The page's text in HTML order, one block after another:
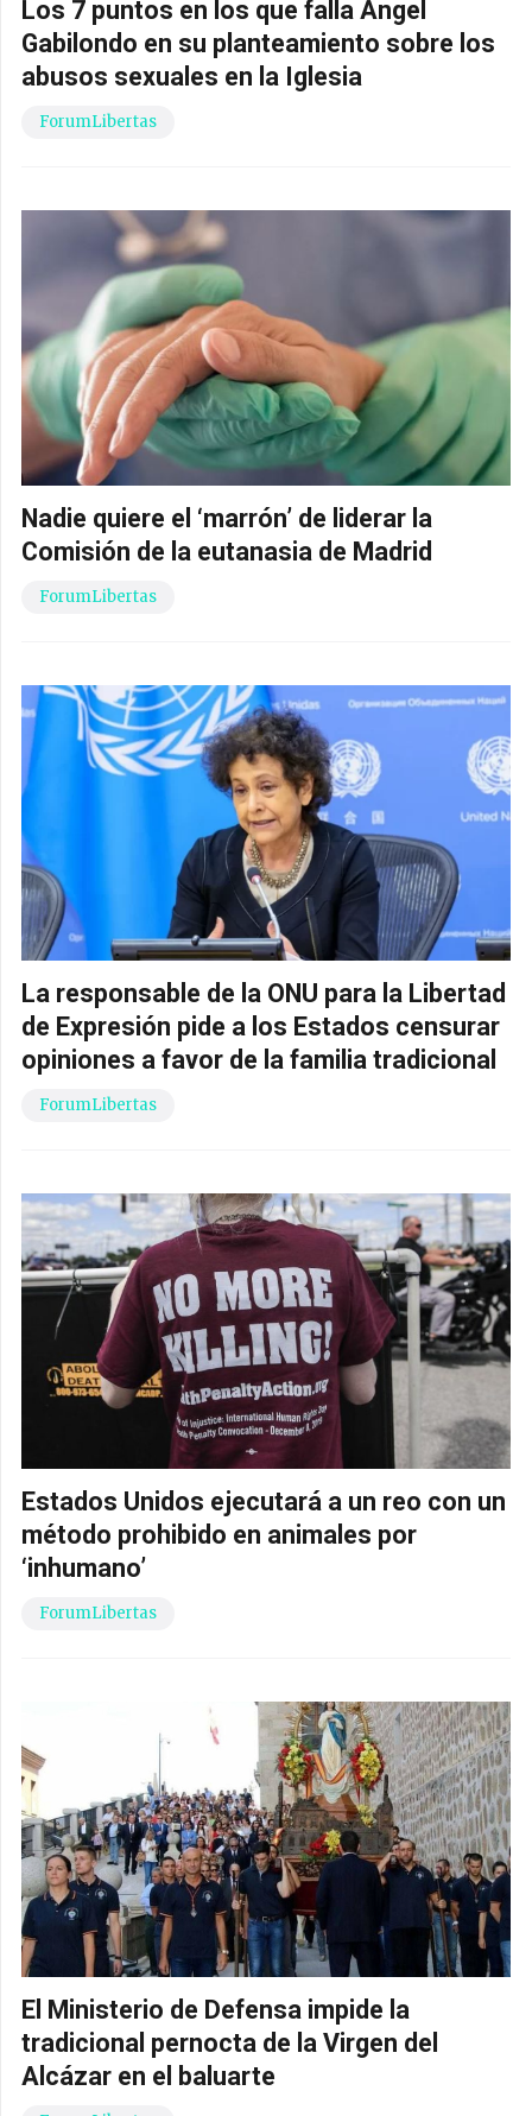
Los 7 puntos en los que falla Ángel
Gabilondo en su planteamiento sobre los
abusos sexuales en la Iglesia
ForumLibertas
Nadie quiere el ‘marrón’ de liderar la
Comisión de la eutanasia de Madrid
ForumLibertas
La responsable de la ONU para la Libertad
de Expresión pide a los Estados censurar
opiniones a favor de la familia tradicional
ForumLibertas
Estados Unidos ejecutará a un reo con un
método prohibido en animales por
‘inhumano’
ForumLibertas
El Ministerio de Defensa impide la
tradicional pernocta de la Virgen del
Alcázar en el baluarte